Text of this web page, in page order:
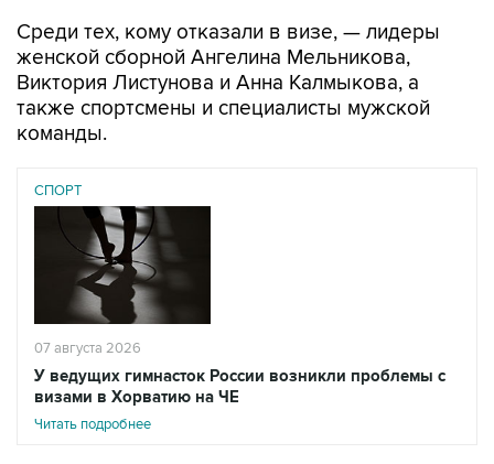
Среди тех, кому отказали в визе, — лидеры
женской сборной Ангелина Мельникова,
Виктория Листунова и Анна Калмыкова, а
также спортсмены и специалисты мужской
команды.
СПОРТ
07 августа 2026
У ведущих гимнасток России возникли проблемы с
визами в Хорватию на ЧЕ
Читать подробнее